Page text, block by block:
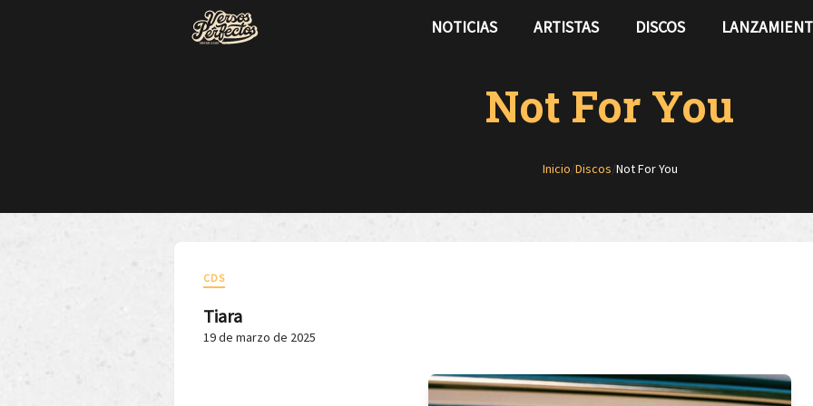
NOTICIAS ARTISTAS DISCOS
Not For You
Inicio/Discos/Not For You
CDS
Tiara
19 de marzo de 2025